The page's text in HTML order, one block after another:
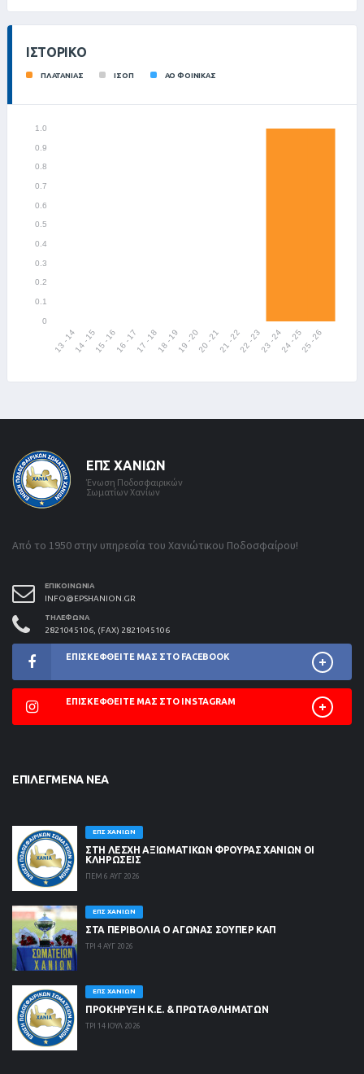
ΙΣΤΟΡΙΚΌ
ΠΛΑΤΑΝΙΑΣ ΙΣΟΠ ΑΟ ΦΟΙΝΙΚΑΣ
ΕΠΣ ΧΑΝΊΩΝ
Ένωση Ποδοσφαιρικών
Σωματίων Χανίων
Από το 1950 στην υπηρεσία του Χανιώτικου Ποδοσφαίρου!
ΕΠΙΚΟΙΝΩΝΊΑ
INFO@EPSHANION.GR
ΤΗΛΈΦΩΝΑ
2821045106, (FAX) 2821045106
ΕΠΙΣΚΕΦΘΕΊΤΕ ΜΑΣ ΣΤΟ FACEBOOK
ΕΠΙΣΚΕΦΘΕΊΤΕ ΜΑΣ ΣΤΟ INSTAGRAM
ΕΠΙΛΕΓΜΈΝΑ ΝΈΑ
ΕΠΣ ΧΑΝΊΩΝ
ΣΤΗ ΛΈΣΧΗ ΑΞΙΩΜΑΤΙΚΏΝ ΦΡΟΥΡΆΣ ΧΑΝΊΩΝ ΟΙ
ΚΛΗΡΏΣΕΙΣ
ΠΕΜ 6 ΑΥΓ 2026
ΕΠΣ ΧΑΝΊΩΝ
ΣΤΑ ΠΕΡΙΒΟΛΙΑ Ο ΑΓΩΝΑΣ ΣΟΥΠΕΡ ΚΑΠ
ΤΡΙ 4 ΑΥΓ 2026
ΕΠΣ ΧΑΝΊΩΝ
ΠΡΟΚΗΡΥΞΗ Κ.Ε. & ΠΡΩΤΑΘΛΗΜΑΤΩΝ
ΤΡΙ 14 ΙΟΥΛ 2026